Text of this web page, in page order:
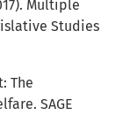
Multiple
Studies
The
SAGE